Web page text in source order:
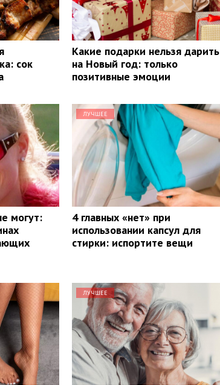
сок
Какие подарки нельзя дарить
на Новый год: только
позитивные эмоции
могут:
ЛУЧШЕЕ
4 главных «нет» при
использовании капсул для
стирки: испортите вещи
ЛУЧШЕЕ